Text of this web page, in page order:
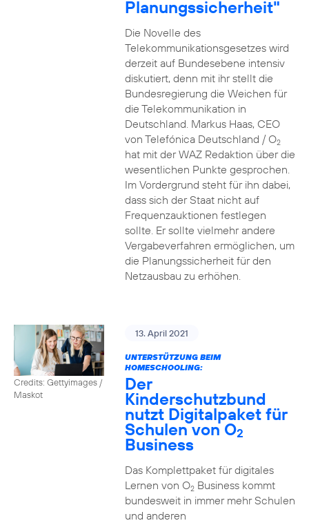
Planungssicherheit"
Die Novelle des
Telekommunikationsgesetzes wird
derzeit auf Bundesebene intensiv
diskutiert, denn mit ihr stellt die
Bundesregierung die Weichen für
die Telekommunikation in
Deutschland. Markus Haas, CEO
von Telefónica Deutschland / O2
hat mit der WAZ Redaktion über die
wesentlichen Punkte gesprochen.
Im Vordergrund steht für ihn dabei,
dass sich der Staat nicht auf
Frequenzauktionen festlegen
sollte. Er sollte vielmehr andere
Vergabeverfahren ermöglichen, um
die Planungssicherheit für den
Netzausbau zu erhöhen.
Credits: Gettyimages /
Maskot
13. April 2021
UNTERSTÜTZUNG BEIM
HOMESCHOOLING:
Der
Kinderschutzbund
nutzt Digitalpaket für
Schulen von O2
Business
Das Komplettpaket für digitales
Lernen von O2Business kommt
bundesweit in immer mehr Schulen
und anderen